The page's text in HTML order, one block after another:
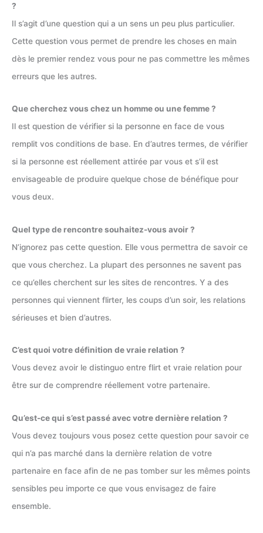
?
Il s’agit d’une question qui a un sens un peu plus particulier.
Cette question vous permet de prendre les choses en main
dès le premier rendez vous pour ne pas commettre les mêmes
erreurs que les autres.
Que cherchez vous chez un homme ou une femme ?
Il est question de vérifier si la personne en face de vous
remplit vos conditions de base. En d’autres termes, de vérifier
si la personne est réellement attirée par vous et s’il est
envisageable de produire quelque chose de bénéfique pour
vous deux.
Quel type de rencontre souhaitez-vous avoir ?
N’ignorez pas cette question. Elle vous permettra de savoir ce
que vous cherchez. La plupart des personnes ne savent pas
ce qu’elles cherchent sur les sites de rencontres. Y a des
personnes qui viennent flirter, les coups d’un soir, les relations
sérieuses et bien d’autres.
C’est quoi votre définition de vraie relation ?
Vous devez avoir le distinguo entre flirt et vraie relation pour
être sur de comprendre réellement votre partenaire.
Qu’est-ce qui s’est passé avec votre dernière relation ?
Vous devez toujours vous posez cette question pour savoir ce
qui n’a pas marché dans la dernière relation de votre
partenaire en face afin de ne pas tomber sur les mêmes points
sensibles peu importe ce que vous envisagez de faire
ensemble.